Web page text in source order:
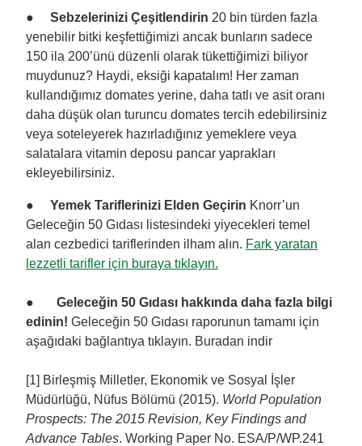
● Sebzelerinizi Çeşitlendirin 20 bin türden fazla
yenebilir bitki keşfettiğimizi ancak bunların sadece
150 ila 200’ünü düzenli olarak tükettiğimizi biliyor
muydunuz? Haydi, eksiği kapatalım! Her zaman
kullandığımız domates yerine, daha tatlı ve asit oranı
daha düşük olan turuncu domates tercih edebilirsiniz
veya soteleyerek hazırladığınız yemeklere veya
salatalara vitamin deposu pancar yaprakları
ekleyebilirsiniz.
● Yemek Tariflerinizi Elden Geçirin Knorr’un
Geleceğin 50 Gıdası listesindeki yiyecekleri temel
alan cezbedici tariflerinden ilham alın. Fark yaratan
lezzetli tarifler için buraya tıklayın.
● Geleceğin 50 Gıdası hakkında daha fazla bilgi
edinin! Geleceğin 50 Gıdası raporunun tamamı için
aşağıdaki bağlantıya tıklayın. Buradan indir
[1] Birleşmiş Milletler, Ekonomik ve Sosyal İşler
Müdürlüğü, Nüfus Bölümü (2015). World Population
Prospects: The 2015 Revision, Key Findings and
Advance Tables. Working Paper No. ESA/P/WP.241